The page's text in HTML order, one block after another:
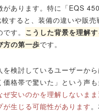
があります。特に「EQS
すると、装備の違いや販売
す。 こうした背景を理解
方の第一歩です。
を検討しているユーザーか
価格帯で驚いた」という声
ぜ安いのかを理解しないま
が生じる可能性があります